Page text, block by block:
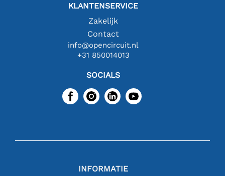
KLANTENSERVICE
Zakelijk
Contact
info@opencircuit.nl
+31 850014013
SOCIALS
INFORMATIE